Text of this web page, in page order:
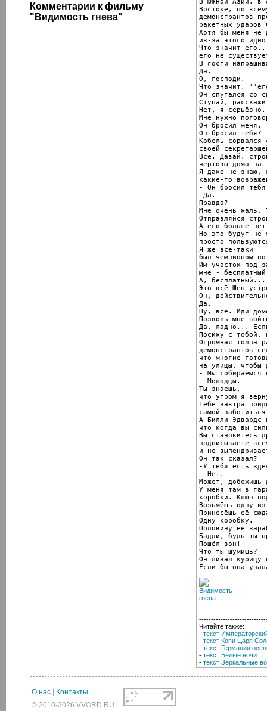
Комментарии к фильму
"Видимость гнева"
Востоке, по
демонстрантов
ракетных
Хотя бы меня не
из-за этого
Что значит
его не
В гости
Да.
О, господи.
Что значит,
Он спутался со
Ступай,
Нет, я серьёзно.
Мне нужно
Он бросил меня.
Он бросил тебя?
Кобель
своей
Всё. Давай,
чёртовы дома на
Я даже не знаю,
какие-то
- Он бросил
-Да.
Правда?
Мне очень жаль,
Отправляйся
А его больше
Но это будут не
просто
Я же всё-таки
был чемпионом
Им участок под
мне -
А, бесплатный...
Это всё Шеп
Он,
Да.
Ну, всё. Иди
Позволь мне
Да, ладно...
Посижу с тобой,
Огромная толпа
демонстрантов
что многие
на улицы, чтобы
- Мы собираемся
- Молодцы.
Ты знаешь,
что утром я
Тебе завтра
самой
А Билли Эдвардс
что когда вы
Вы становитесь
подписываете
и не
Он так сказал?
-У тебя есть
- Нет.
Может, добежишь
У меня там в
коробки. Ключ
Возьмёшь одну
Принесёшь её
Одну коробку.
Половину её
Бадди, будь ты
Пошёл вон!
Что ты шумишь?
Он лизал курицу
Если бы она
Читайте также:
- текст
- текст Копи Царя
- текст Германия
- текст Белые ночи
- текст Зеркальные
О нас
Контакты
© 2010-2026 VVORD.RU